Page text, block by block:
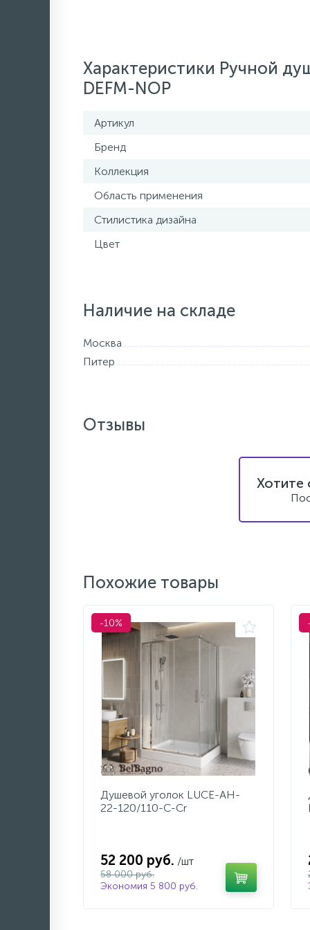
Характеристики Ручной
DEFM-NOP
Артикул
Бренд
Коллекция
Область применения
Стилистика дизайна
Цвет
Наличие на складе
Москва
Питер
Отзывы
Хотите
Похожие товары
-10%
Душевой уголок LUCE-AH-
22-120/110-C-Cr
52 200 руб. /шт
58 000 руб.
Экономия 5 800 руб.